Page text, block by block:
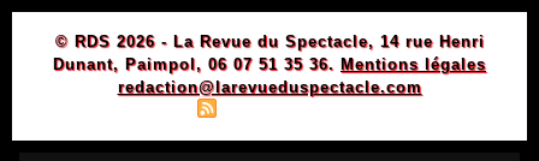
© RDS 2026 - La Revue du Spectacle, 14 rue Henri
Dunant, Paimpol, 06 07 51 35 36. Mentions légales
redaction@larevueduspectacle.com